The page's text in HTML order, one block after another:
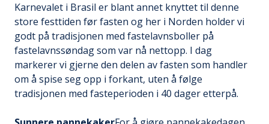
Karnevalet i Brasil er blant annet knyttet til denne
store festtiden før fasten og her i Norden holder vi
godt på tradisjonen med fastelavnsboller på
fastelavnssøndag som var nå nettopp. I dag
markerer vi gjerne den delen av fasten som handler
om å spise seg opp i forkant, uten å følge
tradisjonen med fasteperioden i 40 dager etterpå.